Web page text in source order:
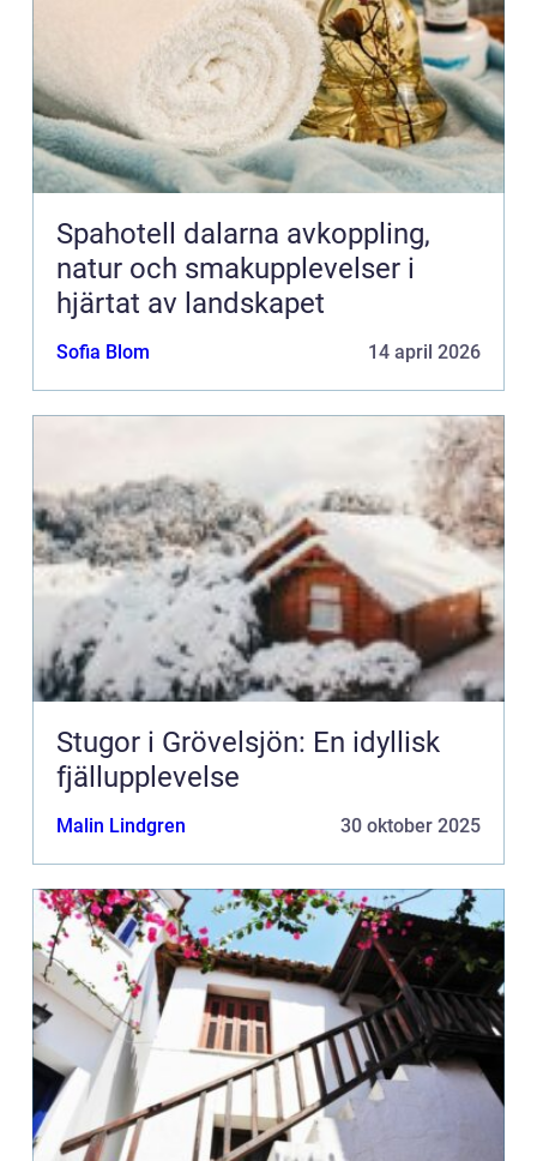
Spahotell dalarna avkoppling,
natur och smakupplevelser i
hjärtat av landskapet
Sofia Blom 14 april 2026
Stugor i Grövelsjön: En idyllisk
fjällupplevelse
Malin Lindgren 30 oktober 2025